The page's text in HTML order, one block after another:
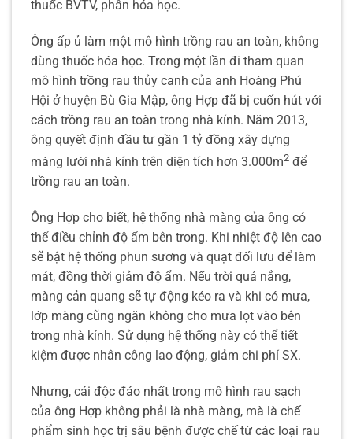
thuốc BVTV, phân hóa học.
Ông ấp ủ làm một mô hình trồng rau an toàn, không
dùng thuốc hóa học. Trong một lần đi tham quan
mô hình trồng rau thủy canh của anh Hoàng Phú
Hội ở huyện Bù Gia Mập, ông Hợp đã bị cuốn hút với
cách trồng rau an toàn trong nhà kính. Năm 2013,
ông quyết định đầu tư gần 1 tỷ đồng xây dựng
màng lưới nhà kính trên diện tích hơn 3.000m2 để
trồng rau an toàn.
Ông Hợp cho biết, hệ thống nhà màng của ông có
thể điều chỉnh độ ẩm bên trong. Khi nhiệt độ lên cao
sẽ bật hệ thống phun sương và quạt đối lưu để làm
mát, đồng thời giảm độ ẩm. Nếu trời quá nắng,
màng cản quang sẽ tự động kéo ra và khi có mưa,
lớp màng cũng ngăn không cho mưa lọt vào bên
trong nhà kính. Sử dụng hệ thống này có thể tiết
kiệm được nhân công lao động, giảm chi phí SX.
Nhưng, cái độc đáo nhất trong mô hình rau sạch
của ông Hợp không phải là nhà màng, mà là chế
phẩm sinh học trị sâu bệnh được chế từ các loại rau